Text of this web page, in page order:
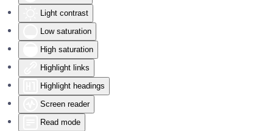
Light contrast
Low saturation
High saturation
Highlight links
Highlight headings
Screen reader
Read mode